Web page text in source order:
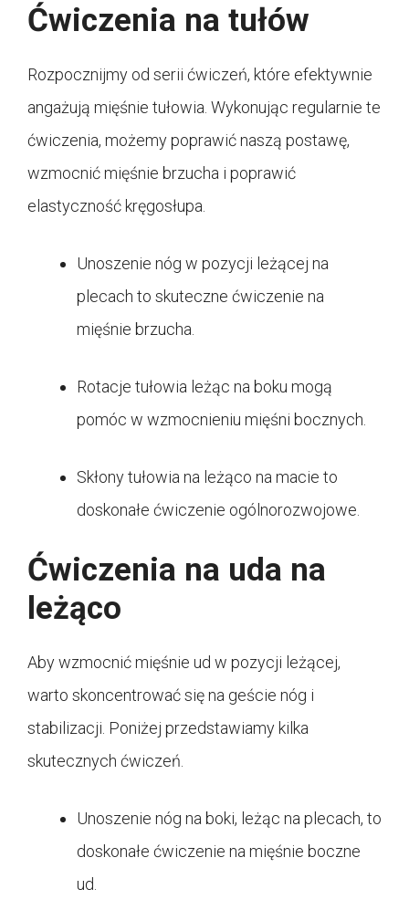
Ćwiczenia na tułów
Rozpocznijmy od serii ćwiczeń, które efektywnie
angażują mięśnie tułowia. Wykonując regularnie te
ćwiczenia, możemy poprawić naszą postawę,
wzmocnić mięśnie brzucha i poprawić
elastyczność kręgosłupa.
Unoszenie nóg w pozycji leżącej na
plecach to skuteczne ćwiczenie na
mięśnie brzucha.
Rotacje tułowia leżąc na boku mogą
pomóc w wzmocnieniu mięśni bocznych.
Skłony tułowia na leżąco na macie to
doskonałe ćwiczenie ogólnorozwojowe.
Ćwiczenia na uda na
leżąco
Aby wzmocnić mięśnie ud w pozycji leżącej,
warto skoncentrować się na geście nóg i
stabilizacji. Poniżej przedstawiamy kilka
skutecznych ćwiczeń.
Unoszenie nóg na boki, leżąc na plecach, to
doskonałe ćwiczenie na mięśnie boczne
ud.